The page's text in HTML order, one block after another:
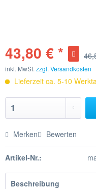
43,80 € *
inkl. MwSt. zzgl. Versandkosten
Lieferzeit ca. 5-10
Merken Bewerten
Artikel-Nr.:
Beschreibung